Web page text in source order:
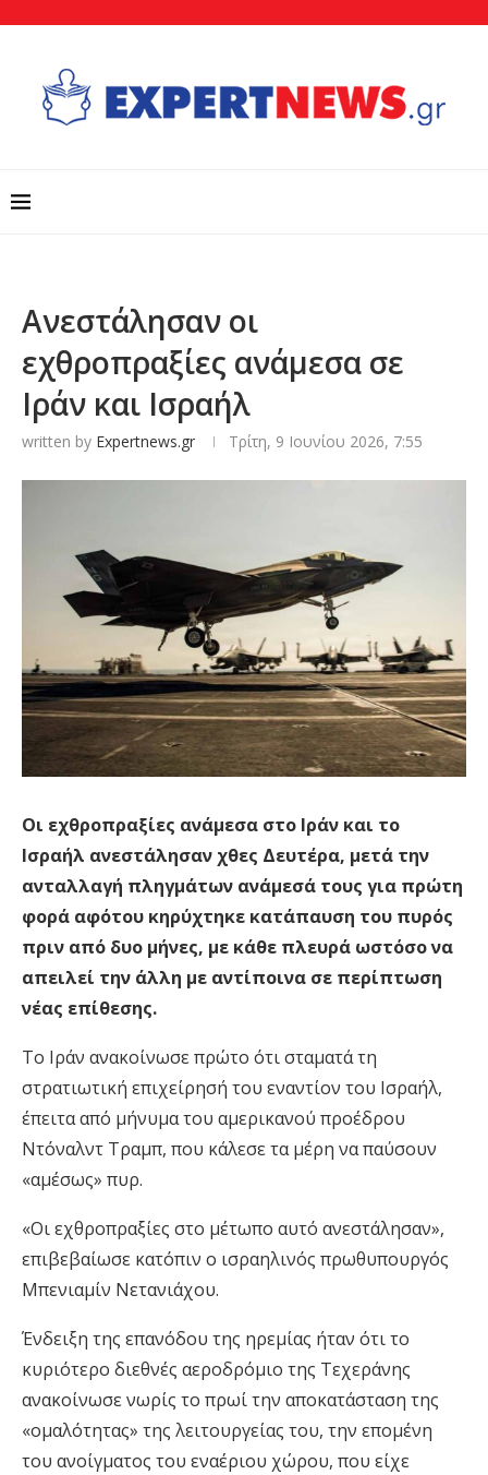
Aνεστάλησαν oι
εχθροπραξίες ανάμεσα σε
Ιράν και Ισραήλ
written by Expertnews.gr Τρίτη, 9 Ιουνίου 2026, 7:55
Οι εχθροπραξίες ανάμεσα στο Ιράν και το
Ισραήλ ανεστάλησαν χθες Δευτέρα, μετά την
ανταλλαγή πληγμάτων ανάμεσά τους για πρώτη
φορά αφότου κηρύχτηκε κατάπαυση του πυρός
πριν από δυο μήνες, με κάθε πλευρά ωστόσο να
απειλεί την άλλη με αντίποινα σε περίπτωση
νέας επίθεσης.
Το Ιράν ανακοίνωσε πρώτο ότι σταματά τη
στρατιωτική επιχείρησή του εναντίον του Ισραήλ,
έπειτα από μήνυμα του αμερικανού προέδρου
Ντόναλντ Τραμπ, που κάλεσε τα μέρη να παύσουν
«αμέσως» πυρ.
«Οι εχθροπραξίες στο μέτωπο αυτό ανεστάλησαν»,
επιβεβαίωσε κατόπιν ο ισραηλινός πρωθυπουργός
Μπενιαμίν Νετανιάχου.
Ένδειξη της επανόδου της ηρεμίας ήταν ότι το
κυριότερο διεθνές αεροδρόμιο της Τεχεράνης
ανακοίνωσε νωρίς το πρωί την αποκατάσταση της
«ομαλότητας» της λειτουργείας του, την επομένη
του ανοίγματος του εναέριου χώρου, που είχε